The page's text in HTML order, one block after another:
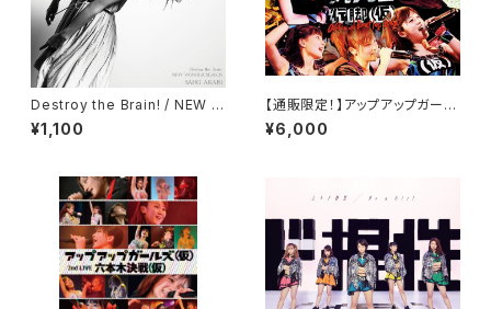
Destroy the Brain! / NEW W
ONDER SEASON［佐保明梨］
¥1,100
【通販限定！】アップアップガール
ズ （仮）対バン行脚（仮）〜Offic
ial Bootleg BOX〜【DVD5枚
¥6,000